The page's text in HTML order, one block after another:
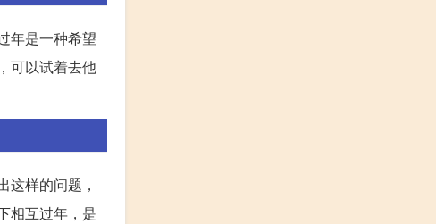
年是一种希望
可以试着去他
样的问题，
相互过年，是